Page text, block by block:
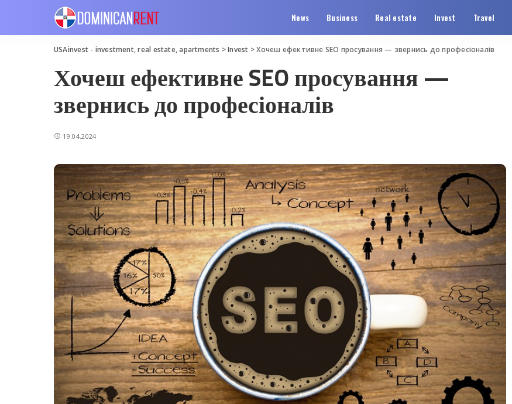
News Business Real estate Invest Travel
USAinvest - investment, real estate, apartments >Invest >Хочеш ефективне SEO просування — звернись до професіоналів
Хочеш ефективне SEO просування —
звернись до професіоналів
19.04.2024